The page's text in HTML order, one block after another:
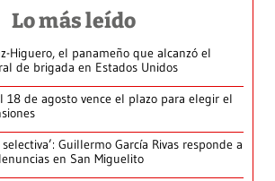
Lo más leído
Higuero, el panameño que alcanzó el
de brigada en Estados Unidos
18 de agosto vence el plazo para elegir el
Guillermo García Rivas responde a
en San Miguelito